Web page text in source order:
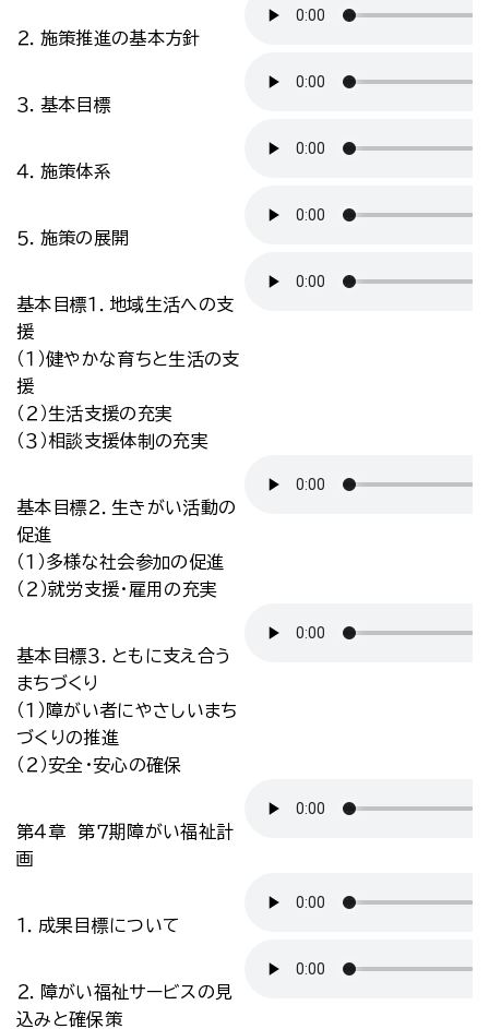
２．施策推進の基本方針
３．基本目標
４．施策体系
５．施策の展開
基本目標１．地域生活への支
援
（１）健やかな育ちと生活の支
援
（２）生活支援の充実
（３）相談支援体制の充実
基本目標２．生きがい活動の
促進
（１）多様な社会参加の促進
（２）就労支援・雇用の充実
基本目標３．ともに支え合う
まちづくり
（１）障がい者にやさしいまち
づくりの推進
（２）安全・安心の確保
第４章 第７期障がい福祉計
画
１．成果目標について
２．障がい福祉サービスの見
込みと確保策